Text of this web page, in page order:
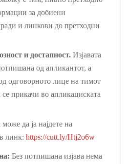
за добиени
и линкови до претходни
и достапност. Изјавата
од апликантот, а
одговорното лице на тимот
прикачи во апликациската
може да ја најдете на
линк: https://cutt.ly/Htj2o6w
Без потпишана изјава нема